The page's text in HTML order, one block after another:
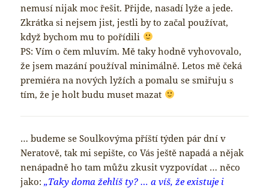
nemusí nijak moc řešit. Přijde, nasadí lyže a jede.
Zkrátka si nejsem jist, jestli by to začal používat,
když bychom mu to pořídili
PS: Vím o čem mluvím. Mě taky hodně vyhovovalo,
že jsem mazání používal minimálně. Letos mě čeká
premiéra na nových lyžích a pomalu se smiřuju s
tím, že je holt budu muset mazat
… budeme se Soulkovýma příští týden pár dní v
Neratově, tak mi sepište, co Vás ještě napadá a nějak
nenápadně ho tam můžu zkusit vyzpovídat … něco
jako:„Taky doma žehlíš ty? … a víš, že existuje i